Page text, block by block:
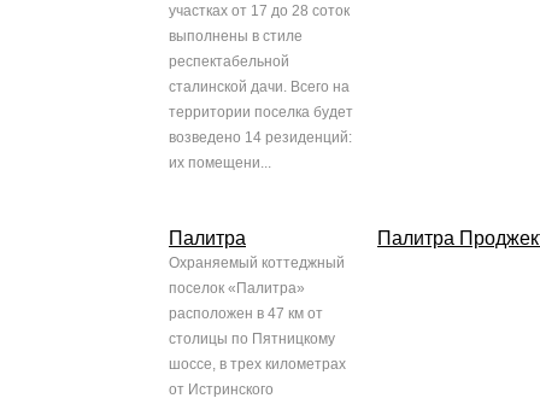
участках от 17 до 28 соток
выполнены в стиле
респектабельной
сталинской дачи. Всего на
территории поселка будет
возведено 14 резиденций:
их помещени...
Палитра
Охраняемый коттеджный
поселок «Палитра»
расположен в 47 км от
столицы по Пятницкому
шоссе, в трех километрах
от Истринского
Палитра